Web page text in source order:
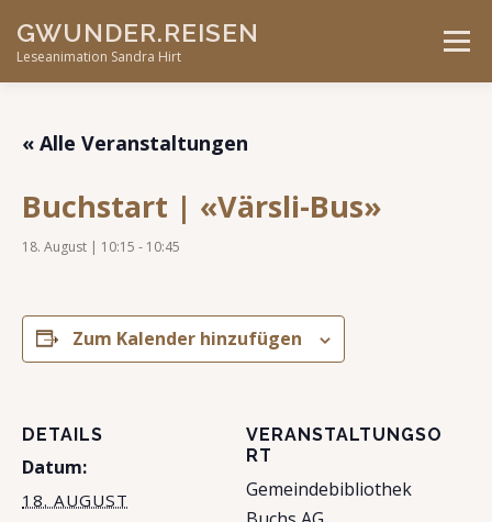
content
GWUNDER.REISEN
Leseanimation Sandra Hirt
Menu
VERANSTALTUNGEN
« Alle Veranstaltungen
Buchstart | «Värsli-Bus»
18. August | 10:15 - 10:45
Zum Kalender hinzufügen
DETAILS
Datum:
18. AUGUST
VERANSTALTUNGSO
RT
Gemeindebibliothek